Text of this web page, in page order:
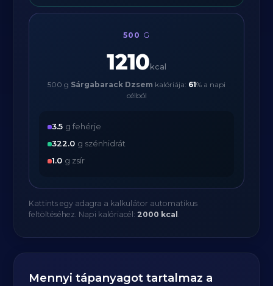
500 G
1210 kcal
500 g Sárgabarack Dzsem kalóriája: 61% a napi
célból
3.5 g fehérje
322.0 g szénhidrát
1.0 g zsír
Kattints egy adagra a kalkulátor automatikus
feltöltéséhez. Napi kalóriacél:2000 kcal .
Mennyi tápanyagot tartalmaz a